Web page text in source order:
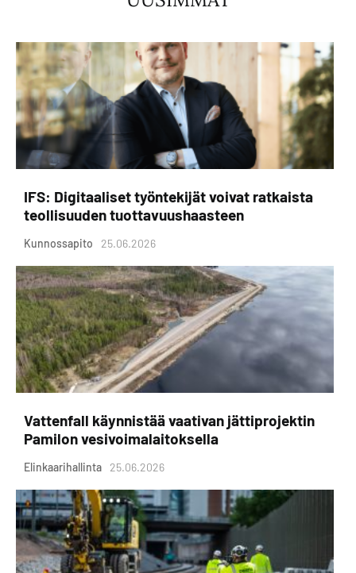
IFS: Digitaaliset työntekijät voivat ratkaista
teollisuuden tuottavuushaasteen
Kunnossapito 25.06.2026
Vattenfall käynnistää vaativan jättiprojektin
Pamilon vesivoimalaitoksella
Elinkaarihallinta 25.06.2026